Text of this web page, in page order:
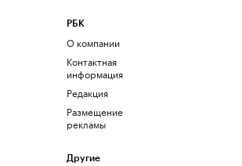
РБК
О компании
Контактная
информация
Редакция
Размещение
рекламы
Другие